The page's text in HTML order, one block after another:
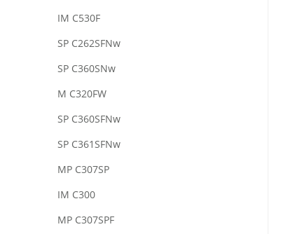
IM C530F
SP C262SFNw
SP C360SNw
M C320FW
SP C360SFNw
SP C361SFNw
MP C307SP
IM C300
MP C307SPF